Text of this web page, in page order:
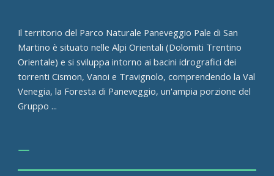
Il territorio del Parco Naturale Paneveggio Pale di San
Martino è situato nelle Alpi Orientali (Dolomiti Trentino
Orientale) e si sviluppa intorno ai bacini idrografici dei
torrenti Cismon, Vanoi e Travignolo, comprendendo la Val
Venegia, la Foresta di Paneveggio, un'ampia porzione del
Gruppo ...